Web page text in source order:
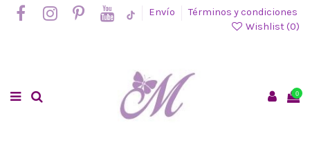
Envío
Términos y condiciones
Wishlist (0)
0